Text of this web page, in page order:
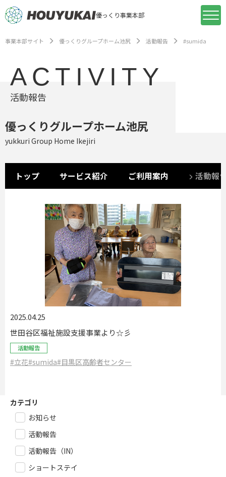
優っくり事業本部
事業本部サイト 優っくりグループホーム池尻 活動報告 #sumida
ACTIVITY
活動報告
優っくりグループホーム池尻
yukkuri Group Home Ikejiri
トップ サービス紹介 ご利用案内 活動報
2025.04.25
世田谷区福祉施設支援事業より☆彡
活動報告
#立花#sumida#目黒区高齢者センター
カテゴリ
お知らせ
活動報告
活動報告（IN）
ショートステイ